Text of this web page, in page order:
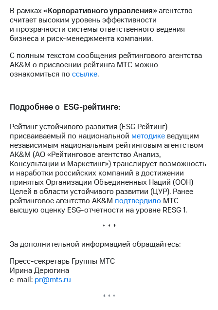
кабинет
акционера
Акционерный
капитал
и
аудит
Рынок
Описание
Программа
приобретения
Порядок
выкупа
акций
Дивиденды
Рынок
облигаций
Описание
Еврооблигации-2023
Уведомление
именных
Другое
Регистратор
В рамках«Корпоративного управления»агентство
считает высоким уровень эффективности
и прозрачности системы ответственного ведения
бизнеса и риск-менеджмента компании.
С полным текстом сообщения рейтингового агентства
AK&M о присвоении рейтинга МТС можно
ознакомиться по ссылке.
Подробнее о ESG-рейтинге:
Рейтинг устойчивого развития (ESG Рейтинг)
присваиваемый по национальной методике ведущим
независимым национальным рейтинговым агентством
AK&M (АО «Рейтинговое агентство Анализ,
Консультации и Маркетинг») транслирует возможность
и наработки российских компаний в достижении
принятых Организации Объединенных Наций (ООН)
Целей в области устойчивого развитии (ЦУР). Ранее
рейтинговое агентство AK&M подтвердило МТС
высшую оценку ESG-отчетности на уровне RESG 1.
* * *
За дополнительной информацией обращайтесь:
Пресс-секретарь Группы МТС
Ирина Дерюгина
e-mail: pr@mts.ru
* * *